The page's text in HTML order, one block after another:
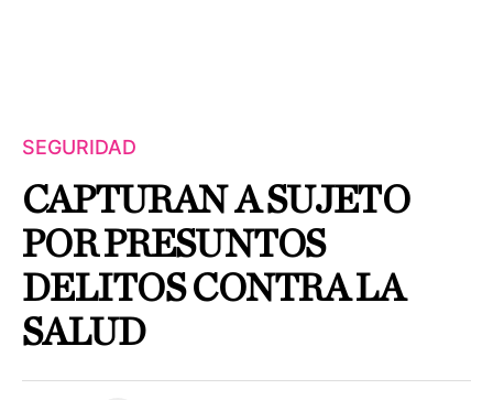
SEGURIDAD
CAPTURAN A SUJETO
POR PRESUNTOS
DELITOS CONTRA LA
SALUD